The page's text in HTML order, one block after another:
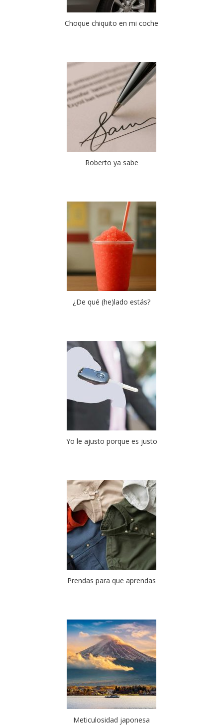
Choque chiquito en mi coche
Roberto ya sabe
¿De qué (he)lado estás?
Yo le ajusto porque es justo
Prendas para que aprendas
Meticulosidad japonesa